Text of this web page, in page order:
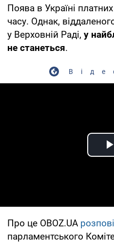
Поява в Україні платних
часу. Однак,
у Верховній Раді, у
не станеться.
Про це OBOZ.UA
парламентського